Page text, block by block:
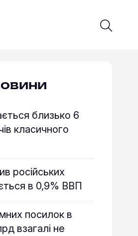
Введіть
Почати
близько 6
класичного
російських
в 0,9% ВВП
посилок в
взагалі не